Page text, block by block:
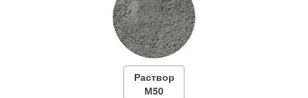
Раствор
М50